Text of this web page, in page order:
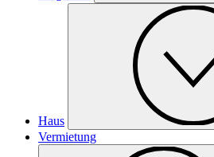
Haus
Vermietung